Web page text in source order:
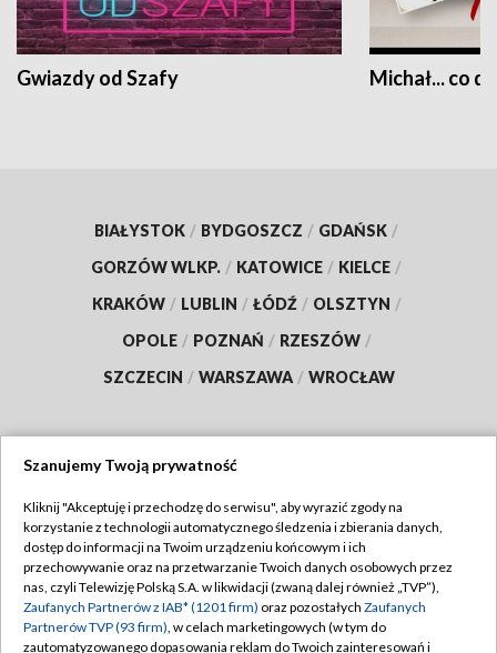
Gwiazdy od Szafy Michał... co
BIAŁYSTOK / BYDGOSZCZ / GDAŃSK /
GORZÓW WLKP. / KATOWICE / KIELCE /
KRAKÓW / LUBLIN / ŁÓDŹ / OLSZTYN /
OPOLE / POZNAŃ / RZESZÓW /
SZCZECIN / WARSZAWA / WROCŁAW
TVP
Abonament TVP
Emisja w TVP
Centrum informacji TVP
Regulamin TVP
Polityka prywatności
Moje zgody
Szanujemy Twoją prywatność
Kliknij "Akceptuję i przechodzę do serwisu", aby wyrazić zgody na
korzystanie z technologii automatycznego śledzenia i zbierania danych,
dostęp do informacji na Twoim urządzeniu końcowym i ich
przechowywanie oraz na przetwarzanie Twoich danych osobowych przez
nas, czyli Telewizję Polską S.A. w likwidacji (zwaną dalej również „TVP”),
Zaufanych Partnerów z IAB* (1201 firm) oraz pozostałych Zaufanych
Partnerów TVP (93 firm), w celach marketingowych (w tym do
zautomatyzowanego dopasowania reklam do Twoich zainteresowań i